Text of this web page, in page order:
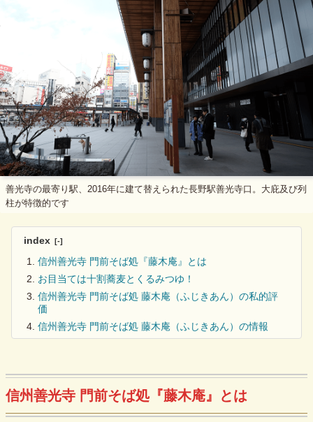
善光寺の最寄り駅、2016年に建て替えられた長野駅善光寺口。大庇及び列
柱が特徴的です
index
信州善光寺 門前そば処『藤木庵』とは
お目当ては十割蕎麦とくるみつゆ！
信州善光寺 門前そば処 藤木庵（ふじきあん）の私的評
価
信州善光寺 門前そば処 藤木庵（ふじきあん）の情報
信州善光寺 門前そば処『藤木庵』とは